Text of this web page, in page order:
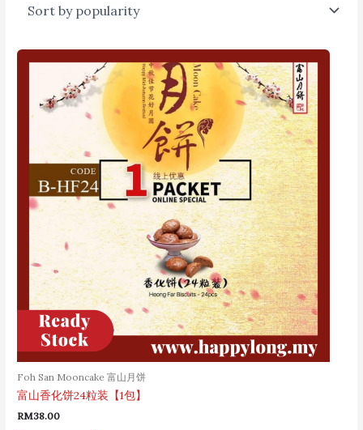
Foh San Mooncake 富山月饼
富山香化饼24粒装【1包】
RM38.00